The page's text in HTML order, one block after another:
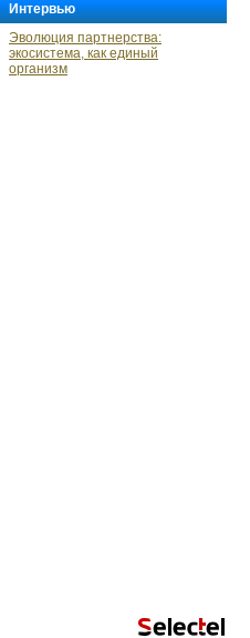
Интервью
Эволюция партнерства:
экосистема, как единый
организм